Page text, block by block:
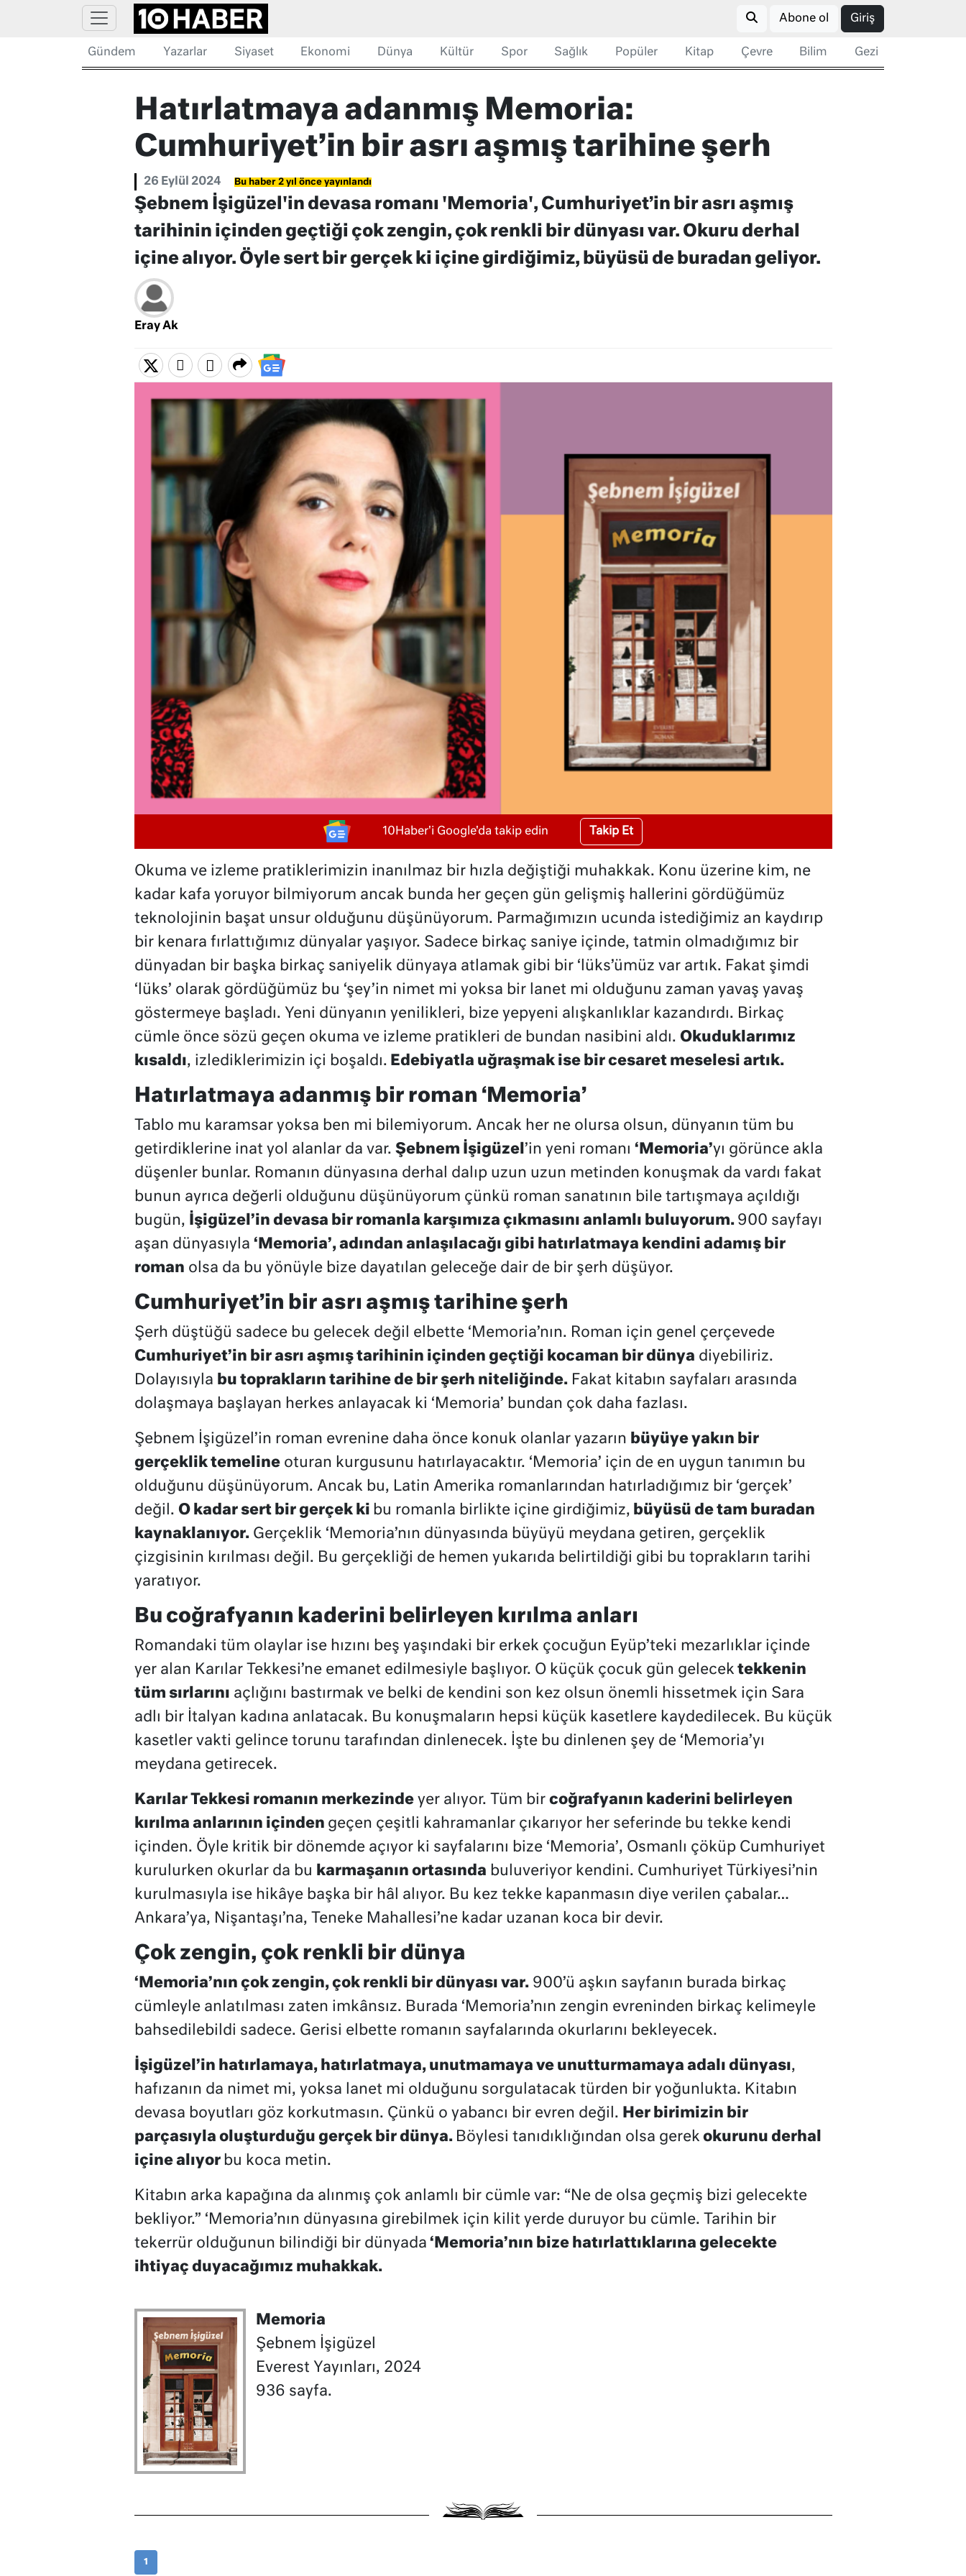
Abone ol Giriş
Gündem Yazarlar Siyaset Ekonomi Dünya Kültür Spor Sağlık Popüler Kitap Çevre Bilim Gezi
Hatırlatmaya adanmış Memoria:
Cumhuriyet’in bir asrı aşmış tarihine şerh
26 Eylül 2024 Bu haber 2 yıl önce yayınlandı
Şebnem İşigüzel'in devasa romanı 'Memoria', Cumhuriyet’in bir asrı aşmış
tarihinin içinden geçtiği çok zengin, çok renkli bir dünyası var. Okuru derhal
içine alıyor. Öyle sert bir gerçek ki içine girdiğimiz, büyüsü de buradan geliyor.
Eray Ak
10Haber'i Google'da takip edin Takip Et
Okuma ve izleme pratiklerimizin inanılmaz bir hızla değiştiği muhakkak. Konu üzerine kim, ne
kadar kafa yoruyor bilmiyorum ancak bunda her geçen gün gelişmiş hallerini gördüğümüz
teknolojinin başat unsur olduğunu düşünüyorum. Parmağımızın ucunda istediğimiz an kaydırıp
bir kenara fırlattığımız dünyalar yaşıyor. Sadece birkaç saniye içinde, tatmin olmadığımız bir
dünyadan bir başka birkaç saniyelik dünyaya atlamak gibi bir ‘lüks’ümüz var artık. Fakat şimdi
‘lüks’ olarak gördüğümüz bu ‘şey’in nimet mi yoksa bir lanet mi olduğunu zaman yavaş yavaş
göstermeye başladı. Yeni dünyanın yenilikleri, bize yepyeni alışkanlıklar kazandırdı. Birkaç
cümle önce sözü geçen okuma ve izleme pratikleri de bundan nasibini aldı. Okuduklarımız
kısaldı, izlediklerimizin içi boşaldı. Edebiyatla uğraşmak ise bir cesaret meselesi artık.
Hatırlatmaya adanmış bir roman ‘Memoria’
Tablo mu karamsar yoksa ben mi bilemiyorum. Ancak her ne olursa olsun, dünyanın tüm bu
getirdiklerine inat yol alanlar da var. Şebnem İşigüzel ’in yeni romanı ‘Memoria’yı görünce akla
düşenler bunlar. Romanın dünyasına derhal dalıp uzun uzun metinden konuşmak da vardı fakat
bunun ayrıca değerli olduğunu düşünüyorum çünkü roman sanatının bile tartışmaya açıldığı
bugün,
İşigüzel’in devasa bir romanla karşımıza çıkmasını anlamlı buluyorum. 900 sayfayı
aşan dünyasıyla ‘Memoria’, adından anlaşılacağı gibi hatırlatmaya kendini adamış bir
roman olsa da bu yönüyle bize dayatılan geleceğe dair de bir şerh düşüyor.
Cumhuriyet’in bir asrı aşmış tarihine şerh
Şerh düştüğü sadece bu gelecek değil elbette ‘Memoria’nın. Roman için genel çerçevede
Cumhuriyet’in bir asrı aşmış tarihinin içinden geçtiği kocaman bir dünya diyebiliriz.
Dolayısıyla bu toprakların tarihine de bir şerh niteliğinde.Fakat kitabın sayfaları arasında
dolaşmaya başlayan herkes anlayacak ki ‘Memoria’ bundan çok daha fazlası.
Şebnem İşigüzel’in roman evrenine daha önce konuk olanlar yazarın büyüye yakın bir
gerçeklik temelineoturan kurgusunu hatırlayacaktır. ‘Memoria’ için de en uygun tanımın bu
olduğunu düşünüyorum. Ancak bu, Latin Amerika romanlarından hatırladığımız bir ‘gerçek’
değil. O kadar sert bir gerçek ki bu romanla birlikte içine girdiğimiz, büyüsü de tam buradan
kaynaklanıyor.Gerçeklik ‘Memoria’nın dünyasında büyüyü meydana getiren, gerçeklik
çizgisinin kırılması değil. Bu gerçekliği de hemen yukarıda belirtildiği gibi bu toprakların tarihi
yaratıyor.
Bu coğrafyanın kaderini belirleyen kırılma anları
Romandaki tüm olaylar ise hızını beş yaşındaki bir erkek çocuğun Eyüp’teki mezarlıklar içinde
yer alan Karılar Tekkesi’ne emanet edilmesiyle başlıyor. O küçük çocuk gün gelecek tekkenin
tüm sırlarını açlığını bastırmak ve belki de kendini son kez olsun önemli hissetmek için Sara
adlı bir İtalyan kadına anlatacak. Bu konuşmaların hepsi küçük kasetlere kaydedilecek. Bu küçük
kasetler vakti gelince torunu tarafından dinlenecek. İşte bu dinlenen şey de ‘Memoria’yı
meydana getirecek.
Karılar Tekkesi romanın merkezindeyer alıyor. Tüm bir coğrafyanın kaderini belirleyen
kırılma anlarının içinden geçen çeşitli kahramanlar çıkarıyor her seferinde bu tekke kendi
içinden. Öyle kritik bir dönemde açıyor ki sayfalarını bize ‘Memoria’, Osmanlı çöküp Cumhuriyet
kurulurken okurlar da bu karmaşanın ortasında buluveriyor kendini. Cumhuriyet Türkiyesi’nin
kurulmasıyla ise hikâye başka bir hâl alıyor. Bu kez tekke kapanmasın diye verilen çabalar…
Ankara’ya, Nişantaşı’na, Teneke Mahallesi’ne kadar uzanan koca bir devir.
Çok zengin, çok renkli bir dünya
‘Memoria’nın çok zengin, çok renkli bir dünyası var.900’ü aşkın sayfanın burada birkaç
cümleyle anlatılması zaten imkânsız. Burada ‘Memoria’nın zengin evreninden birkaç kelimeyle
bahsedilebildi sadece. Gerisi elbette romanın sayfalarında okurlarını bekleyecek.
İşigüzel’in hatırlamaya, hatırlatmaya, unutmamaya ve unutturmamaya adalı dünyası,
hafızanın da nimet mi, yoksa lanet mi olduğunu sorgulatacak türden bir yoğunlukta. Kitabın
devasa boyutları göz korkutmasın. Çünkü o yabancı bir evren değil. Her birimizin bir
parçasıyla oluşturduğu gerçek bir dünya. Böylesi tanıdıklığından olsa gerek okurunu derhal
içine alıyor bu koca metin.
Kitabın arka kapağına da alınmış çok anlamlı bir cümle var: “Ne de olsa geçmiş bizi gelecekte
bekliyor.” ‘Memoria’nın dünyasına girebilmek için kilit yerde duruyor bu cümle. Tarihin bir
tekerrür olduğunun bilindiği bir dünyada ‘Memoria’nın bize hatırlattıklarına gelecekte
ihtiyaç duyacağımız muhakkak.
Memoria
Şebnem İşigüzel
Everest Yayınları, 2024
936 sayfa.
1